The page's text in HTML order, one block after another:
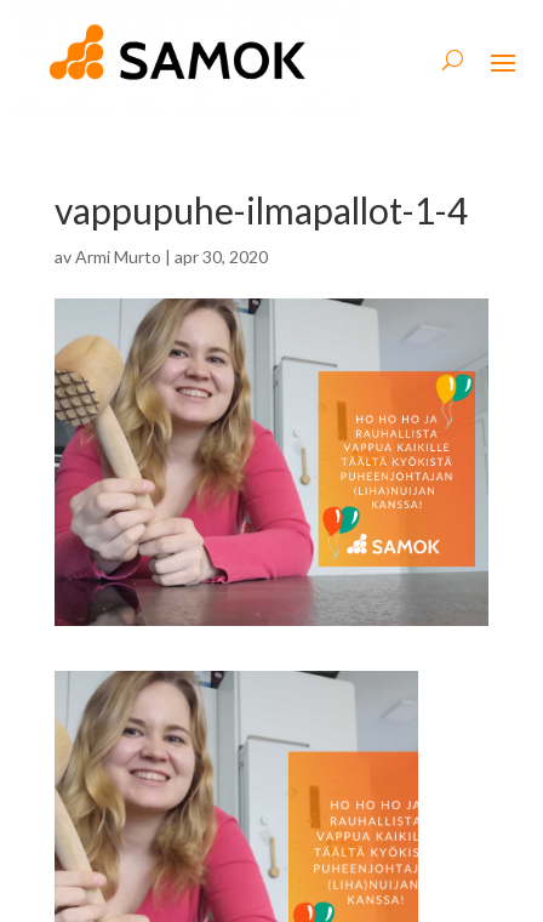
vappupuhe-ilmapallot-1-4
avArmi Murto | apr 30, 2020